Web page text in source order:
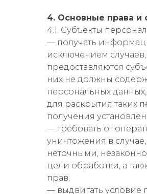
4. Основные права и
4.1. Субъекты
— получать
исключением
предоставляются
них не должны
персональных
для раскрытия таких
получения
— требовать от
уничтожения в
неточными,
цели обработки, а
прав;
— выдвигать условие